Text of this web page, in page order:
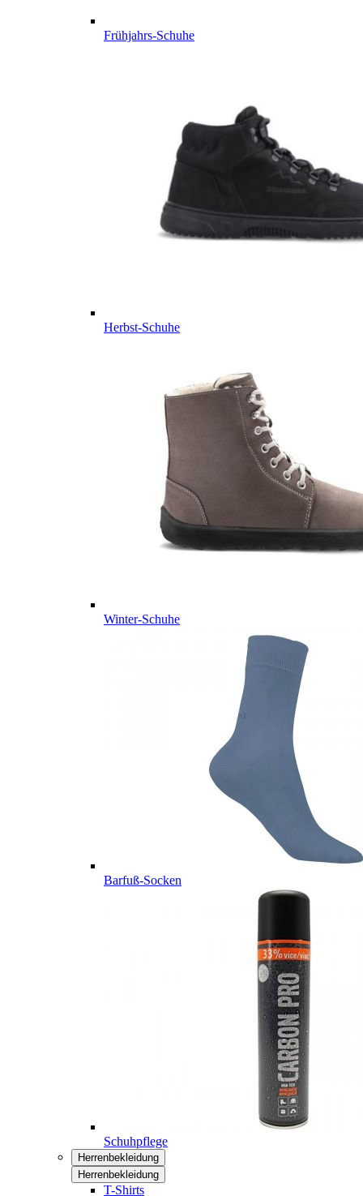
Frühjahrs-Schuhe
Herbst-Schuhe
Winter-Schuhe
Barfuß-Socken
Schuhpflege
Herrenbekleidung
Herrenbekleidung
T-Shirts